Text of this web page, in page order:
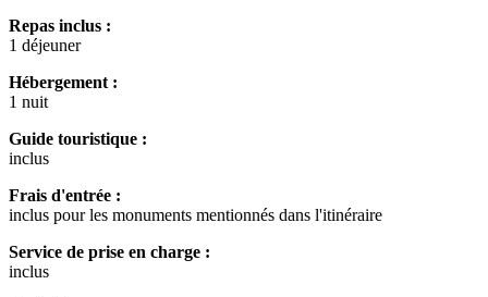
Repas inclus :
1 déjeuner
Hébergement :
1 nuit
Guide touristique :
inclus
Frais d'entrée :
inclus pour les monuments mentionnés dans l'itinéraire
Service de prise en charge :
inclus